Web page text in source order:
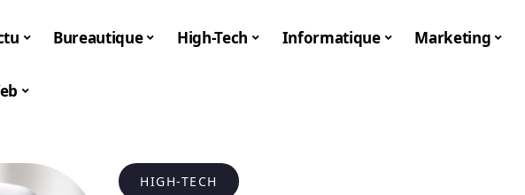
Bureautique High-Tech Informatique Marketing
HIGH-TECH